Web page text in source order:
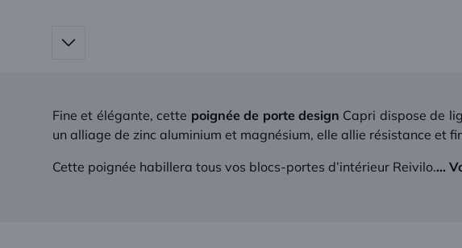
Fine et élégante, cette poignée de porte design Capri dispose de
un alliage de zinc aluminium et magnésium, elle allie résistance et
Cette poignée habillera tous vos blocs-portes d’intérieur Reivilo....